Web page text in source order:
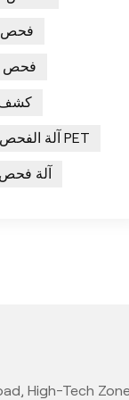
فحص
فحص
كشف
آلة الفحص البصري لزجاجة PET
آلة فحص
High-Tech